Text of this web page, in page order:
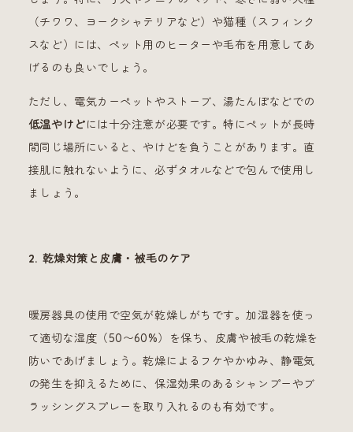
（チワワ、ヨークシャテリアなど）や猫種（スフィンク
スなど）には、ペット用のヒーターや毛布を用意してあ
げるのも良いでしょう。
ただし、電気カーペットやストーブ、湯たんぽなどでの
低温やけどには十分注意が必要です。特にペットが長時
間同じ場所にいると、やけどを負うことがあります。直
接肌に触れないように、必ずタオルなどで包んで使用し
ましょう。
2. 乾燥対策と皮膚・被毛のケア
暖房器具の使用で空気が乾燥しがちです。加湿器を使っ
て適切な湿度（50〜60%）を保ち、皮膚や被毛の乾燥を
防いであげましょう。乾燥によるフケやかゆみ、静電気
の発生を抑えるために、保湿効果のあるシャンプーやブ
ラッシングスプレーを取り入れるのも有効です。